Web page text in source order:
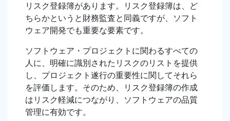
リスク登録簿があります。リスク登録簿は、ど
ちらかというと財務監査と同義ですが、ソフト
ウェア開発でも重要な要素です。
ソフトウェア・プロジェクトに関わるすべての
人に、明確に識別されたリスクのリストを提供
し、プロジェクト遂行の重要性に関してそれら
を評価します。そのため、リスク登録簿の作成
はリスク軽減につながり、ソフトウェアの品質
管理に有効です。